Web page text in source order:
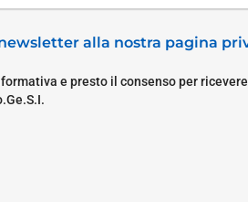
alla nostra pagina
e presto il consenso per